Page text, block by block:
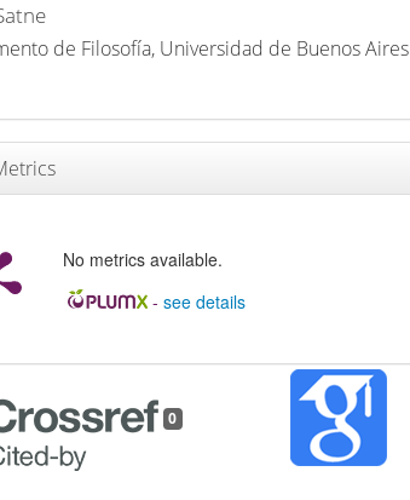
de Filosofía, Universidad de Buenos Aires
No metrics available.
- see details
0